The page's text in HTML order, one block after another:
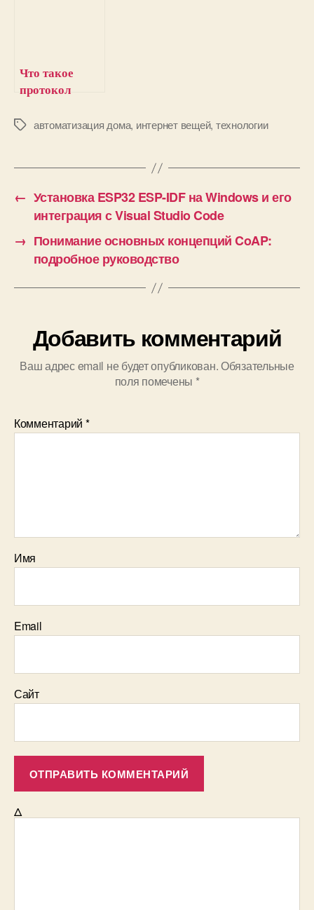
Что такое
протокол
работает
М
к
автоматизация дома, интернет вещей, технологии
← Установка ESP32 ESP-IDF на Windows и его
интеграция с Visual Studio Code
→ Понимание основных концепций CoAP:
подробное руководство
Добавить комментарий
Ваш адрес email не будет опубликован.Обязательные
поля помечены *
Комментарий *
Имя
Email
Сайт
Δ